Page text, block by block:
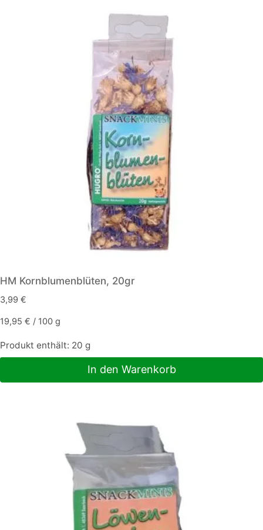
HM Kornblumenblüten, 20gr
3,99 €
19,95 € / 100 g
Produkt enthält: 20 g
In den Warenkorb